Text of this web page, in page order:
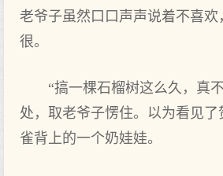
老爷子虽然口口声声说着不喜
很。
“搞一棵石榴树这么久，
处，取老爷子愣住。以为看见
雀背上的一个奶娃娃。